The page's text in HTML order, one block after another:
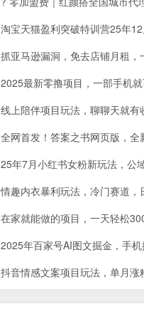
淘宝天猫盈利突破特训营25年12月线下课，系统性的深度剖析电商企业经营之道，打造
抓亚马逊漏洞，免去店铺月租，一个流量大竞争小，让你有机会
2025最新零撸项目，一部手机就可以操作，20秒一单，零投入纯薅羊毛，无门槛，
线上陪伴项目玩法，聊聊天就有收益的项目，一个月
全网首发！答案之书网页版，全新玩法，搭配文档和网页，日入1k+零门
25年7月小红书女粉新玩法，公域转私域变现，日轻松变现2张+，5分钟简
情趣内衣暴利玩法，冷门赛道，
在家就能做的项目，一天轻松300+，操作
2025年百家号AI图文掘金，手机操作单号月入4-5位数，低门槛【
抖音情感文案项目玩法，单月涨粉3000+，新手